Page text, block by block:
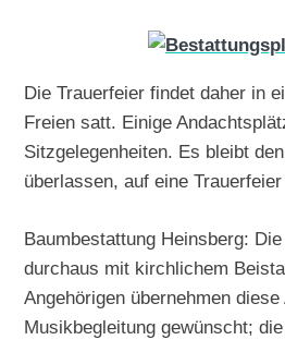
Die Trauerfeier findet daher in
Freien satt. Einige
Sitzgelegenheiten. Es bleibt
überlassen, auf eine
Baumbestattung Heinsberg:
durchaus mit kirchlichem
Angehörigen übernehmen
Musikbegleitung gewünscht;